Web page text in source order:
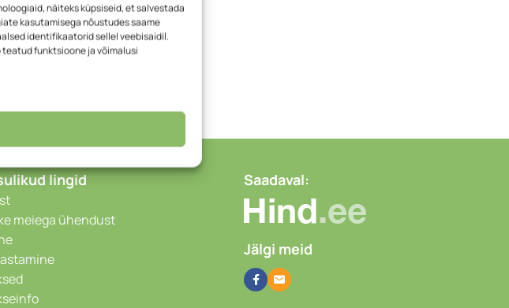
näiteks küpsiseid, et salvestada
kasutamisega nõustudes saame
identifikaatorid sellel veebisaidil.
funktsioone ja võimalusi
lingid
meiega ühendust
Saadaval:
Jälgi meid